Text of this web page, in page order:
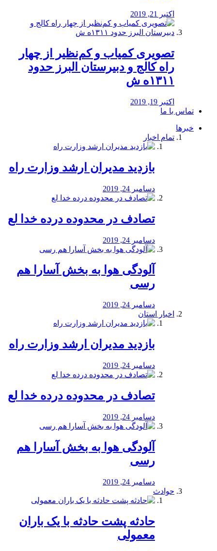
اکتبر 21, 2019
️تصویری کمیاب و کم‌نظیر از چهار
راه كالج و دبيرستان البرز حدود
۱۳۱۱ه ش
اکتبر 19, 2019
تماس با ما
خبرها
تمام اخبار
بازدید مدیران ارشد وزارت راه
دسامبر 24, 2019
تصادف در محدوده درده خدا لع
دسامبر 24, 2019
آلودگی هوا به بخش آسارا هم
رسی
دسامبر 24, 2019
اخبار استان
بازدید مدیران ارشد وزارت راه
دسامبر 24, 2019
تصادف در محدوده درده خدا لع
دسامبر 24, 2019
آلودگی هوا به بخش آسارا هم
رسی
دسامبر 24, 2019
حوادث
️حادثه پشت حادثه با یک باران
معمولی